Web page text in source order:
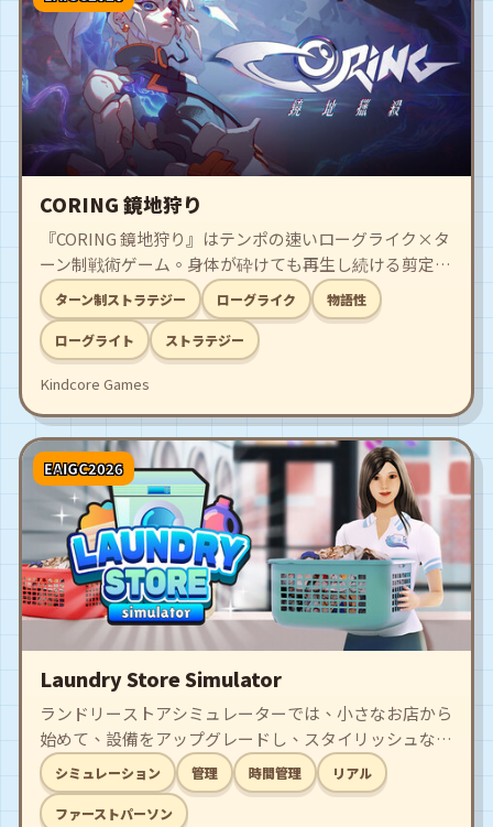
CORING 鏡地狩り
『CORING 鏡地狩り』はテンポの速いローグライク×タ
ーン制戦術ゲーム。身体が砕けても再生し続ける剪定者
「参式」として、世界樹に巣食う異常な枝を断ち切り、
失われた記憶の断片を繋ぎ合わせて、自らの真実を取り
戻していく。
ターン制ストラテジー ローグライク 物語性
ローグライト ストラテジー
Kindcore Games
EAIGC2026
Laundry Store Simulator
ランドリーストアシミュレーターでは、小さなお店から
始めて、設備をアップグレードし、スタイリッシュなお
店をデザインし、サービスを拡大していくことができま
す！世界最高のランドリーショップを経営する準備はで
きていますか？
シミュレーション 管理 時間管理 リアル
ファーストパーソン